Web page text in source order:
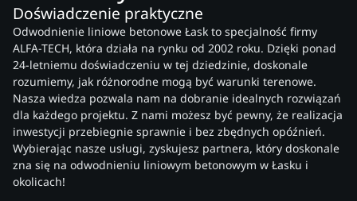
Doświadczenie praktyczne
Odwodnienie liniowe betonowe Łask to specjalność firmy
ALFA-TECH, która działa na rynku od 2002 roku. Dzięki ponad
24-letniemu doświadczeniu w tej dziedzinie, doskonale
rozumiemy, jak różnorodne mogą być warunki terenowe.
Nasza wiedza pozwala nam na dobranie idealnych rozwiązań
dla każdego projektu. Z nami możesz być pewny, że realizacja
inwestycji przebiegnie sprawnie i bez zbędnych opóźnień.
Wybierając nasze usługi, zyskujesz partnera, który doskonale
zna się na odwodnieniu liniowym betonowym w Łasku i
okolicach!